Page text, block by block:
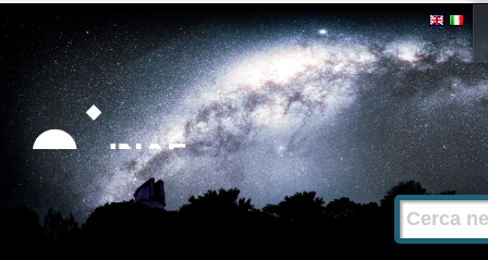
Strumenti
personali
Salta
contenuti.
|
Salta
alla
navigazione
Cerca nel
Ricerca
avanzata…